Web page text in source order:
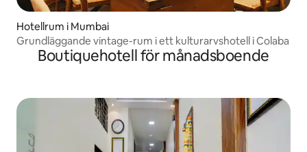
Hotellrum i Mumbai
Grundläggande vintage-rum i ett kulturarvshotell i Colaba
Boutiquehotell för månadsboende